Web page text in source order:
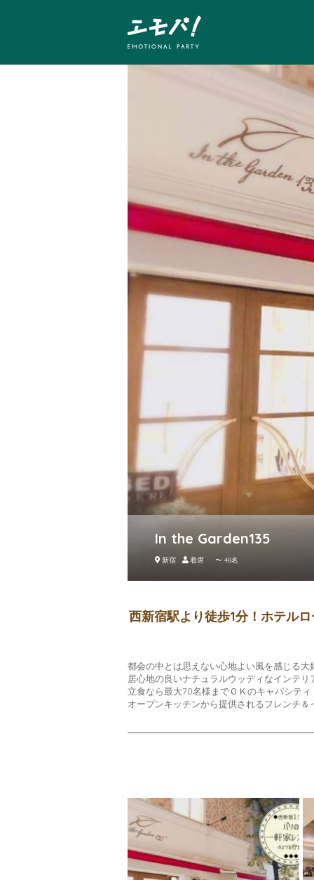
In the Garden135
新宿 着席 〜 48名
西新宿駅より徒歩1分！ホテル
都会の中とは思えない心地よい風を感じる大
居心地の良いナチュラルウッディなインテリ
立食なら最大70名様までＯＫのキャパシティ
オープンキッチンから提供されるフレンチ